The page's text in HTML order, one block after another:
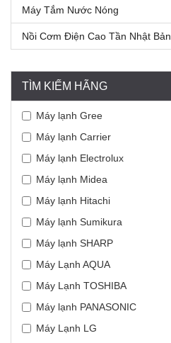
Máy Tắm Nước Nóng
Nồi Cơm Điện Cao Tần Nhật Bản
TÌM KIẾM HÃNG
Máy lạnh Gree
Máy lạnh Carrier
Máy lạnh Electrolux
Máy lạnh Midea
Máy lạnh Hitachi
Máy lạnh Sumikura
Máy lạnh SHARP
Máy Lạnh AQUA
Máy Lạnh TOSHIBA
Máy lạnh PANASONIC
Máy Lạnh LG